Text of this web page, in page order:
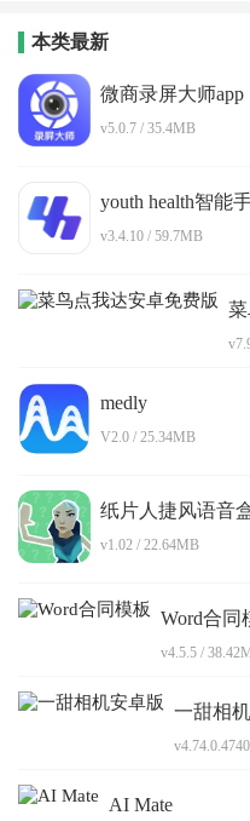
本类最新
微商录屏大师app
v5.0.7 / 35.4MB
youth health智能
v3.4.10 / 59.7MB
medly
V2.0 / 25.34MB
纸片人捷风语音
v1.02 / 22.64MB
Word合同
v4.5.5 /
一甜相
AI Mate